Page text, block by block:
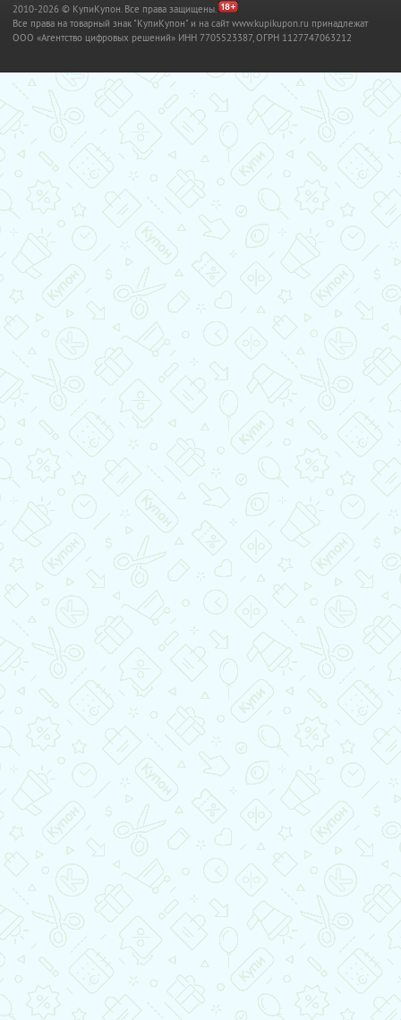
2010-2026 © КупиКупон. Все права защищены.
Все права на товарный знак "КупиКупон" и на сайт www.kupikupon.ru принадлежат
OOO «Агентство цифровых решений» ИНН 7705523387, ОГРН 1127747063212